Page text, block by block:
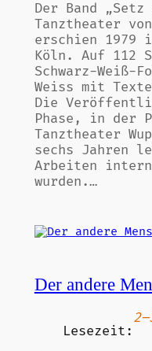
Der Band
Tanztheater
erschien 1979
Köln. Auf 112
Schwarz-
Weiss mit
Die
Phase, in der
Tanztheater
sechs Jahren
Arbeiten
wurden.…
Der andere
Lesezeit: